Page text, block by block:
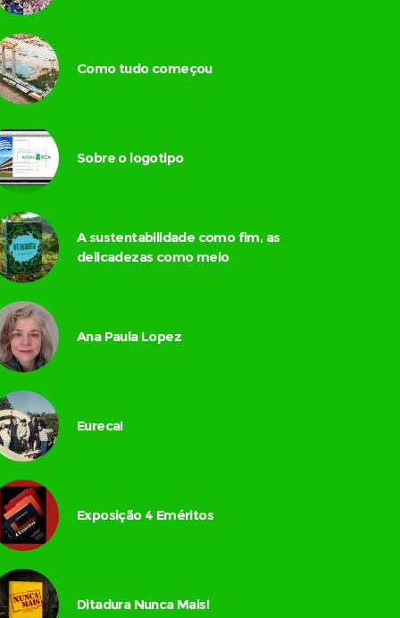
Como tudo começou
Sobre o logotipo
A sustentabilidade como fim, as
delicadezas como meio
Ana Paula Lopez
Eureca!
Exposição 4 Eméritos
Ditadura Nunca Mais!